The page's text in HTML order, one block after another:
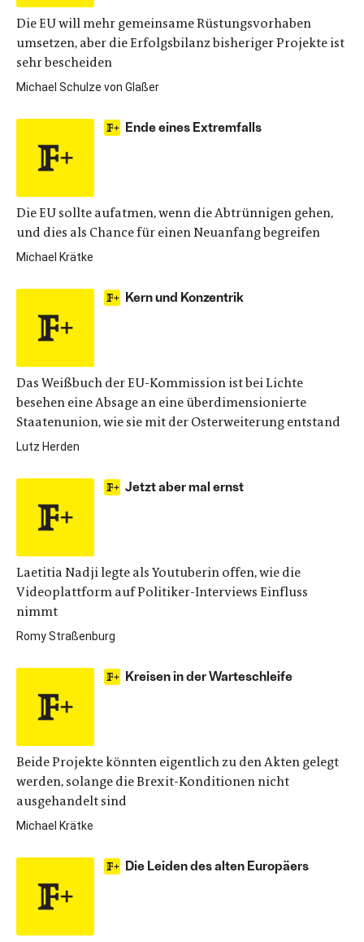
Die EU will mehr gemeinsame Rüstungsvorhaben
umsetzen, aber die Erfolgsbilanz bisheriger Projekte ist
sehr bescheiden
Michael Schulze von Glaßer
Ende eines Extremfalls
Die EU sollte aufatmen, wenn die Abtrünnigen gehen,
und dies als Chance für einen Neuanfang begreifen
Michael Krätke
Kern und Konzentrik
Das Weißbuch der EU-Kommission ist bei Lichte
besehen eine Absage an eine überdimensionierte
Staatenunion, wie sie mit der Osterweiterung entstand
Lutz Herden
Jetzt aber mal ernst
Laetitia Nadji legte als Youtuberin offen, wie die
Videoplattform auf Politiker-Interviews Einfluss
nimmt
Romy Straßenburg
Kreisen in der Warteschleife
Beide Projekte könnten eigentlich zu den Akten gelegt
werden, solange die Brexit-Konditionen nicht
ausgehandelt sind
Michael Krätke
Die Leiden des alten Europäers